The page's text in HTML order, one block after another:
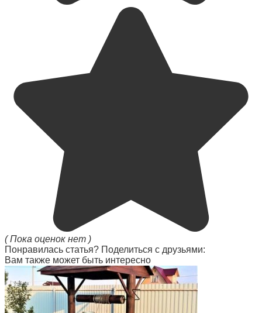
( Пока оценок нет )
Понравилась статья? Поделиться с друзьями:
Вам также может быть интересно